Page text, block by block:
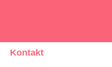
Kontakt